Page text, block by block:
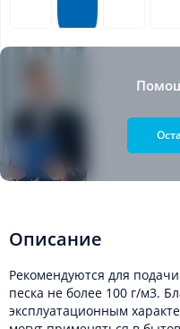
Описание
Рекомендуются для
песка не более 100 г/м3.
эксплуатационным